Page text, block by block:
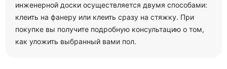
инженерной доски осуществляется двумя способами:
клеить на фанеру или клеить сразу на стяжку. При
покупке вы получите подробную консультацию о том,
как уложить выбранный вами пол.